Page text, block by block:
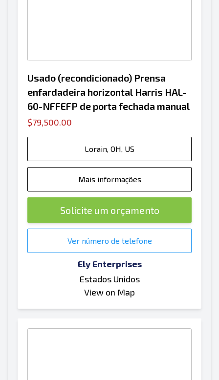
Usado (recondicionado) Prensa
enfardadeira horizontal Harris HAL-
60-NFFEFP de porta fechada manual
$79,500.00
Lorain, OH, US
Mais informações
Solicite um orçamento
Ver número de telefone
Ely Enterprises
Estados Unidos
View on Map